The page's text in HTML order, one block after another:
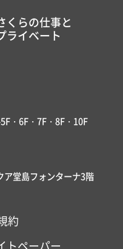
くらの仕事と
ライベート
・6F・7F・8F・10F
堂島フォンターナ3階
約
トペーパー